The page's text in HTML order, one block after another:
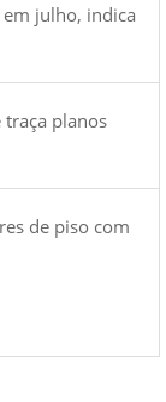
julho, indica
planos
de piso com